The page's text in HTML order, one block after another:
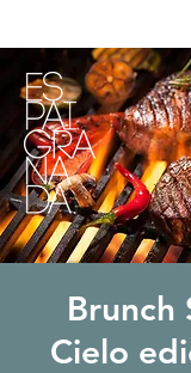
Brunch
Cielo